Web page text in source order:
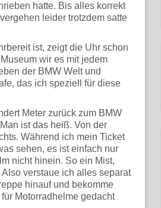
hatte. Bis alles korrekt
leider trotzdem satte
ist, zeigt die Uhr schon
wir es mit jedem
der BMW Welt und
das ich speziell für diese
Meter zurück zum BMW
ist das heiß. Von der
Während ich mein Ticket
sehen, es ist einfach nur
nicht hinein. So ein Mist,
verstaue ich alles separat
hinauf und bekomme
Motorradhelme gedacht